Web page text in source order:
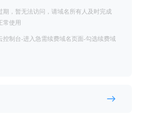
期，暂无法访问，请域名所有人及时完成
常使用
控制台-进入急需续费域名页面-勾选续费域